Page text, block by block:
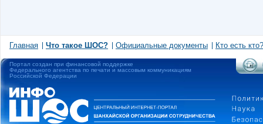
Главная Что такое ШОС? Официальные документы Кто есть кто?
Портал создан при финансовой поддержке
Федерального агентства по печати и массовым коммуникациям
Российской Федерации